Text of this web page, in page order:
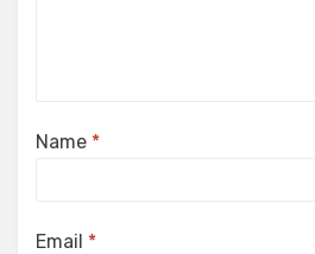
Name *
Email *